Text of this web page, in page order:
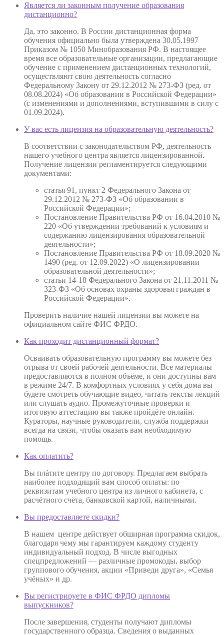
Является ли законным получение образования
дистанционно?
Да, это законно. В России дистанционная форма
обучения официально была утверждена 30.05.1997
Приказом № 1050 Минобразования РФ. В настоящее
время все образовательные организации, предлагающие
обучение с применением дистанционных технологий,
осуществляют свою деятельность согласно
Федеральному Закону от 29.12.2012 № 273-ФЗ (ред. от
08.08.2024) «Об образовании в Российской Федерации»
(с изменениями и дополнениями, вступившими в силу с
01.09.2024).
У вас есть лицензия на образовательную деятельность?
В соответствии с законодательством РФ, деятельность
нашего учебного центра является лицензированной.
Получение лицензии регламентируется следующими
документами:
статья 91, пункт 2 Федерального Закона от
29.12.2012 № 273-ФЗ «Об образовании в
Российской Федерации»;
Постановление Правительства РФ от 16.04.2010 №
220 «Об утверждении требований к условиям и
содержанию лицензирования образовательной
деятельности»;
Постановление Правительства РФ от 18.09.2020 №
1490 (ред. от 12.09.2022) «О лицензировании
образовательной деятельности»;
статьи 14-18 Федерального Закона от 21.11.2011 №
323-ФЗ «Об основах охраны здоровья граждан в
Российской Федерации».
Проверить наличие нашей лицензии вы можете на
официальном сайте ФИС ФРДО.
Как проходит дистанционный формат?
Осваивать образовательную программу вы можете без
отрыва от своей рабочей деятельности. Все материалы
предоставляются в полном объёме, и они доступны вам
в режиме 24/7. В комфортных условиях у себя дома вы
будете смотреть обучающие видео, читать тексты лекций
или слушать аудио. Промежуточные проверки и
итоговую аттестацию вы также пройдёте онлайн.
Кураторы, научные руководители, служба поддержки
всегда на связи, чтобы оказать вам необходимую
помощь.
Как оплатить?
Вы плáтите центру по договору. Предлагаем выбрать
наиболее подходящий вам способ оплаты: по
реквизитам учебного центра из личного кабинета, с
расчётного счёта, банковской картой, наличными.
Вы предоставляете скидки?
В нашем центре действует обширная программа скидок,
благодаря чему мы гарантируем каждому студенту
индивидуальный подход. В числе выгодных
спецпредложений — различные промокоды, выбор
группового обучения, акции «Приведи друга», «Семья
учёных» и др.
Вы регистрируете в ФИС ФРДО дипломы
выпускников?
После завершения, студенты получают дипломы
государственного образца. Сведения о выданных